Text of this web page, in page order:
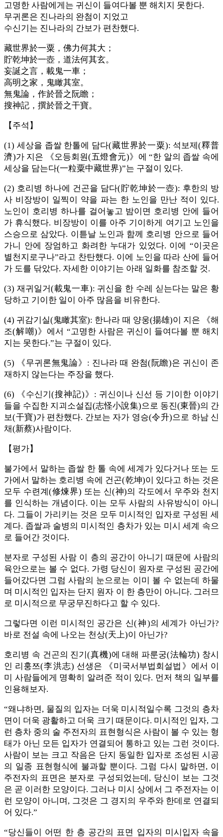
고명한 사람에게는 귀신이 들여다볼 뿐 해치지 못한다.
무귀론은 진나라의 완첨이 지었고
수신기는 진나라의 간보가 편찬했다.
藏世界於一粟，佛力何其大；
貯乾坤於一壺，道法何其玄。
妄誕之言，載鬼一車；
高明之家，鬼瞰其室。
無鬼論，作於晉之阮瞻；
搜神記，撰於晉之干寶。
【주석】
(1) 세상을 좁쌀 한톨에 담다(藏世界於一粟): 석보제(釋普
濟)가 지은 《오등회원(五燈會元)》에 “한 알의 좁쌀 속에
세상을 담는다(一粒粟中藏世界)”는 구절이 있다.
(2) 호리병 하나에 건곤을 담다(貯乾坤於一壺): 후한의 방
사 비장방이 일찍이 약을 파는 한 노인을 만난 적이 있다.
노인이 호리병 하나를 걸어놓고 밤이면 호리병 안에 들어
가 휴식했다. 비장방이 이를 아주 기이하게 여기고 노인을
스승으로 삼았다. 이튿날 노인과 함께 호리병 안으로 들어
가니 안에 장엄하고 화려한 누대가 있었다. 이에 “이곳은
별천지로구나”라고 찬탄했다. 이에 노인을 따라 산에 들어
가 도를 닦았다. 자세한 이야기는 아래 일화를 참조할 것.
(3) 재귀일거(載鬼一車): 귀신을 한 수레 싣는다는 말은 황
당하고 기이한 일이 아주 많음을 비유한다.
(4) 귀감기실(鬼瞰其室): 한나라 때 양웅(揚雄)이 지은 《해
조(解嘲)》에서 “고명한 사람은 귀신이 들여다볼 뿐 해치
지는 못한다.”는 구절이 있다.
(5) 《무귀론無鬼論》: 진나라 때 완첨(阮瞻)은 귀신이 존
재하지 않는다는 주장을 했다.
(6) 《수신기(搜神記)》: 귀신이나 신선 등 기이한 이야기
들을 수집한 지괴소설집(志怪小說集)으로 동진(東晉)의 간
보(干寶)가 편찬했다. 간보는 자가 영승(令升)으로 하남 신
채(新蔡)사람이다.
【평가】
불가에서 말하는 좁쌀 한 톨 속에 세계가 있다거나 또는 도
가에서 말하는 호리병 속에 건곤(乾坤)이 있다고 하는 것은
모두 수련계(修煉界) 또는 신(神)의 각도에서 우주와 천지
를 인식하는 개념이다. 이는 모두 사람의 사유방식이 아니
다. 그들이 가리키는 것은 모두 미시적인 입자로 구성된 세
계다. 좁쌀과 술병의 미시적인 층차가 있는 미시 세계 속으
로 들어간 것이다.
분자로 구성된 사람 이 층의 공간이 아니기 때문에 사람의
육안으로는 볼 수 없다. 가령 당신이 원자로 구성된 공간에
들어갔다면 그럼 사람의 눈으로는 이미 볼 수 없는데 하물
며 미시적인 입자는 단지 원자 이 한 층만이 아니다. 그러므
로 미시적으로 무궁무진하다고 할 수 있다.
그렇다면 이런 미시적인 공간은 신(神)의 세계가 아닌가?
바로 전설 속에 나오는 천상(天上)이 아닌가?
호리병 속 건곤의 진기(真機)에 대해 파룬궁(法輪功) 창시
인 리훙쯔(李洪志) 선생은 《미국서부법회설법》에서 이
미 사람들에게 명확히 알려준 적이 있다. 먼저 책의 일부를
인용해보자.
“왜냐하면, 물질의 입자는 더욱 미시적일수록 그것의 층차
면이 더욱 광활하고 더욱 크기 때문이다. 미시적인 입자, 그
런 층차 중의 술 주전자의 표현형식은 사람이 볼 수 있는 형
태가 아닌 모든 입자가 연결되어 통하고 있는 그런 것이다.
사람이 보는 크고 작음은 단지 동일한 입자로 조성된 시공
의 일종 표현형식에 불과할 뿐이다. 그럼 다시 말하면, 이
주전자의 표면은 분자로 구성되었는데, 당신이 보는 그것
은 곧 이러한 모양이다. 그러나 미시 상에서 그 주전자는 이
런 모양이 아니며, 그것은 그 경지의 우주와 한데로 연결되
어 있다.”
“당신들이 어떤 한 층 공간의 표면 입자의 미시입자 속을